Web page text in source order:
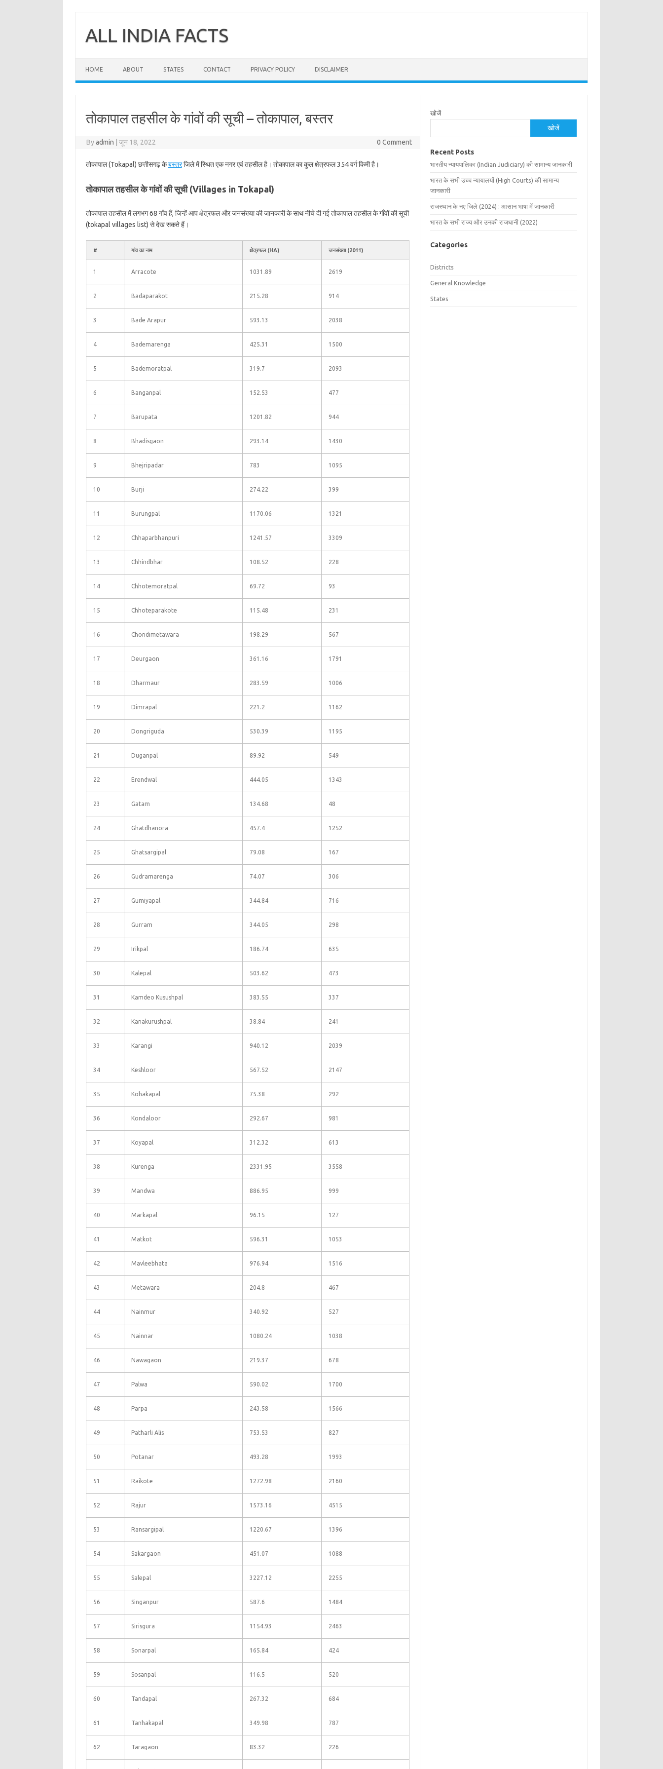
contentALL INDIA FACTS
HOME ABOUT STATES CONTACT PRIVACY POLICY DISCLAIMER
तोकापाल तहसील के गांवों की सूची – तोकापाल, बस्तर
Byadmin जून 18, 2022 0 Comment
तोकापाल (Tokapal) छत्तीसगढ़ केबस्तरजिले में स्थित एक नगर एवं तहसील है। तोकापाल का कुल क्षेत्रफल 354 वर्ग किमी है।
तोकापाल तहसील के गांवों की सूची (Villages in Tokapal)
तोकापाल तहसील में लगभग 68 गाँव हैं, जिन्हें आप क्षेत्रफल और जनसंख्या की जानकारी के साथ नीचे दी गई तोकापाल तहसील के गाँवों की सूची
(tokapal villages list) से देख सकते हैं।
# गांव का नाम क्षेत्रफल (HA) जनसंख्या (2011)
1 Arracote 1031.89 2619
2 Badaparakot 215.28 914
3 Bade Arapur 593.13 2038
4 Bademarenga 425.31 1500
5 Bademoratpal 319.7 2093
6 Banganpal 152.53 477
7 Barupata 1201.82 944
8 Bhadisgaon 293.14 1430
9 Bhejripadar 783 1095
10 Burji 274.22 399
11 Burungpal 1170.06 1321
12 Chhaparbhanpuri 1241.57 3309
13 Chhindbhar 108.52 228
14 Chhotemoratpal 69.72 93
15 Chhoteparakote 115.48 231
16 Chondimetawara 198.29 567
17 Deurgaon 361.16 1791
18 Dharmaur 283.59 1006
19 Dimrapal 221.2 1162
20 Dongriguda 530.39 1195
21 Duganpal 89.92 549
22 Erendwal 444.05 1343
23 Gatam 134.68 48
24 Ghatdhanora 457.4 1252
25 Ghatsargipal 79.08 167
26 Gudramarenga 74.07 306
27 Gumiyapal 344.84 716
28 Gurram 344.05 298
29 Irikpal 186.74 635
30 Kalepal 503.62 473
31 Kamdeo Kusushpal 383.55 337
32 Kanakurushpal 38.84 241
33 Karangi 940.12 2039
34 Keshloor 567.52 2147
35 Kohakapal 75.38 292
36 Kondaloor 292.67 981
37 Koyapal 312.32 613
38 Kurenga 2331.95 3558
39 Mandwa 886.95 999
40 Markapal 96.15 127
41 Matkot 596.31 1053
42 Mavleebhata 976.94 1516
43 Metawara 204.8 467
44 Nainmur 340.92 527
45 Nainnar 1080.24 1038
46 Nawagaon 219.37 678
47 Palwa 590.02 1700
48 Parpa 243.58 1566
49 Patharli Alis 753.53 827
50 Potanar 493.28 1993
51 Raikote 1272.98 2160
52 Rajur 1573.16 4515
53 Ransargipal 1220.67 1396
54 Sakargaon 451.07 1088
55 Salepal 3227.12 2255
56 Singanpur 587.6 1484
57 Sirisgura 1154.93 2463
58 Sonarpal 165.84 424
59 Sosanpal 116.5 520
60 Tandapal 267.32 684
61 Tanhakapal 349.98 787
62 Taragaon 83.32 226
खोजें
खोजें
Recent Posts
भारतीय न्यायपालिका (Indian Judiciary) की सामान्य जानकारी
भारत के सभी उच्च न्यायालयों (High Courts) की सामान्य
जानकारी
राजस्थान के नए जिले (2024) : आसान भाषा में जानकारी
भारत के सभी राज्य और उनकी राजधानी (2022)
Categories
Districts
General Knowledge
States